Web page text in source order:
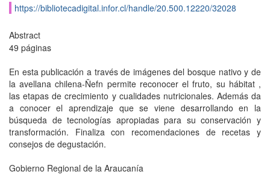
https://bibliotecadigital.infor.cl/handle/20.500.12220/32028
Abstract
49 páginas
En esta publicación a través de imágenes del bosque nativo y de
la avellana chilena-Ñefn permite reconocer el fruto, su hábitat ,
las etapas de crecimiento y cualidades nutricionales. Además da
a conocer el aprendizaje que se viene desarrollando en la
búsqueda de tecnologías apropiadas para su conservación y
transformación. Finaliza con recomendaciones de recetas y
consejos de degustación.
Gobierno Regional de la Araucanía